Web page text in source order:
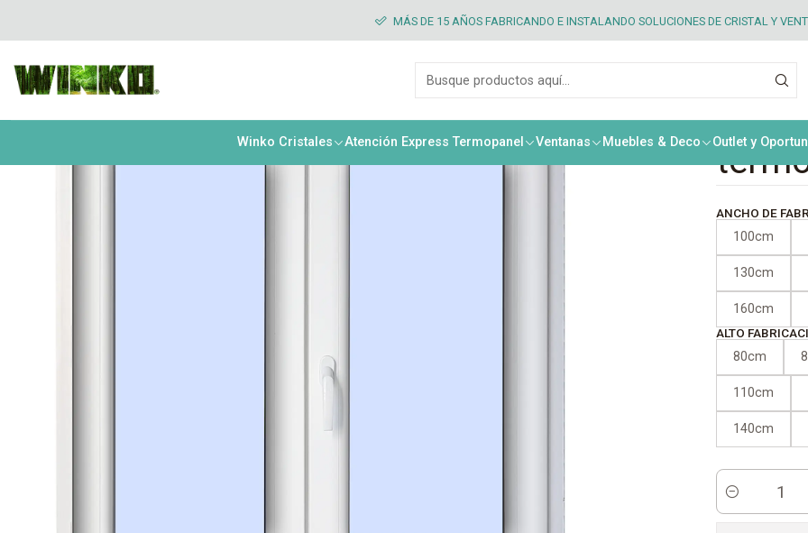
Winko Cristales Atención Express Termopanel Ventanas Muebles & Deco Outlet y
MÁS DE 15 AÑOS FABRICANDO E INSTALANDO SOLUCIONES DE CRISTAL Y
Ventana abatible exterior dos hojas PVC blanco + termopanel
|
ANCHO DE
100cm
130cm
160cm
ALTO
80cm
110cm
140cm
Cantidad